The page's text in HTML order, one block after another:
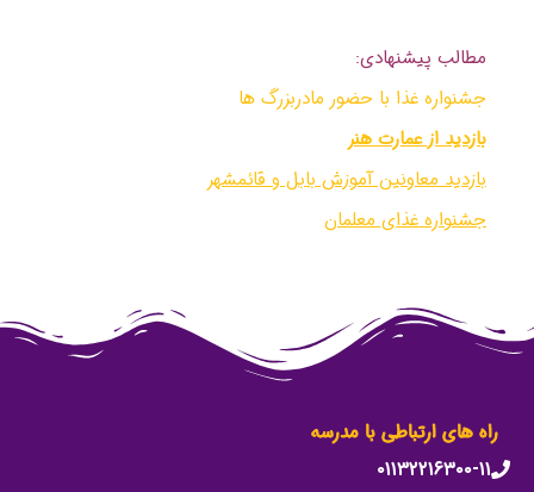
مطالب پیشنهادی:
جشنواره غذا با حضور مادربزرگ ها
بازدید از عمارت هنر
بازدید معاونین آموزش بابل و قائمشهر
جشنواره غذای معلمان
راه های ارتباطی با مدرسه
۰۱۱۳۲۲۱۶۳۰۰-۱۱